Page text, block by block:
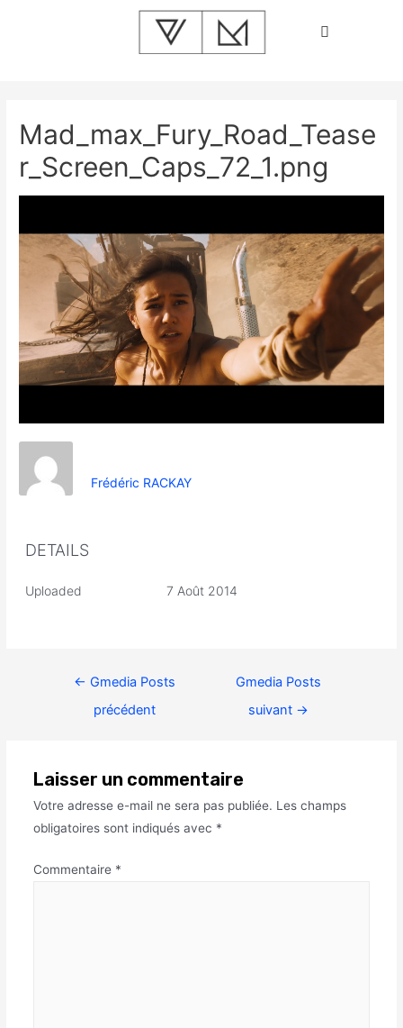
Mad_max_Fury_Road_Tease
r_Screen_Caps_72_1.png
Frédéric RACKAY
DETAILS
Uploaded 7 Août 2014
← Gmedia Posts
précédent
Gmedia Posts
suivant →
Laisser un commentaire
Votre adresse e-mail ne sera pas publiée. Les champs
obligatoires sont indiqués avec *
Commentaire *